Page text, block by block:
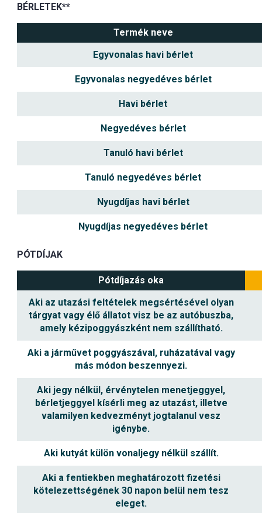
BÉRLETEK**
Termék neve
Egyvonalas havi bérlet
Egyvonalas negyedéves bérlet
Havi bérlet
Negyedéves bérlet
Tanuló havi bérlet
Tanuló negyedéves bérlet
Nyugdíjas havi bérlet
Nyugdíjas negyedéves bérlet
PÓTDÍJAK
Pótdíjazás oka
Aki az utazási feltételek megsértésével olyan
tárgyat vagy élő állatot visz be az autóbuszba,
amely kézipoggyászként nem szállítható.
Aki a járművet poggyászával, ruházatával vagy
más módon beszennyezi.
Aki jegy nélkül, érvénytelen menetjeggyel,
bérletjeggyel kísérli meg az utazást, illetve
valamilyen kedvezményt jogtalanul vesz
igénybe.
Aki kutyát külön vonaljegy nélkül szállít.
Aki a fentiekben meghatározott fizetési
kötelezettségének 30 napon belül nem tesz
eleget.